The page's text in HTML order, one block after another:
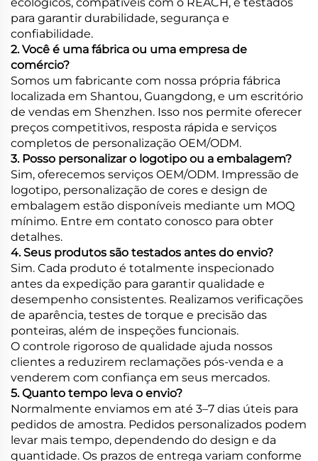
para garantir durabilidade, segurança e
confiabilidade.
2. Você é uma fábrica ou uma empresa de
comércio?
Somos um fabricante com nossa própria fábrica
localizada em Shantou, Guangdong, e um escritório
de vendas em Shenzhen. Isso nos permite oferecer
preços competitivos, resposta rápida e serviços
completos de personalização OEM/ODM.
3. Posso personalizar o logotipo ou a embalagem?
Sim, oferecemos serviços OEM/ODM. Impressão de
logotipo, personalização de cores e design de
embalagem estão disponíveis mediante um MOQ
mínimo. Entre em contato conosco para obter
detalhes.
4. Seus produtos são testados antes do envio?
Sim. Cada produto é totalmente inspecionado
antes da expedição para garantir qualidade e
desempenho consistentes. Realizamos verificações
de aparência, testes de torque e precisão das
ponteiras, além de inspeções funcionais.
O controle rigoroso de qualidade ajuda nossos
clientes a reduzirem reclamações pós-venda e a
venderem com confiança em seus mercados.
5. Quanto tempo leva o envio?
Normalmente enviamos em até 3–7 dias úteis para
pedidos de amostra. Pedidos personalizados podem
levar mais tempo, dependendo do design e da
quantidade. Os prazos de entrega variam conforme